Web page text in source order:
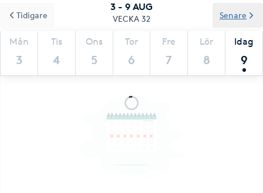
3 - 9 AUG
VECKA 32
Mån
3
Tis
4
Ons
5
Tor
6
Fre
7
Lör
8
Idag
9
Tidigare Senare